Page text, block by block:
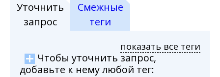
Уточнить
запрос
Смежные
теги
показать все теги
Чтобы уточнить запрос,
добавьте к нему любой тег: